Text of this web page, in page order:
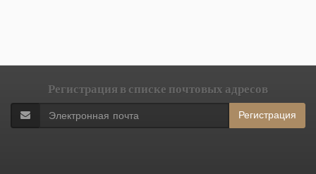
Регистрация в списке почтовых адресов
Регистрация